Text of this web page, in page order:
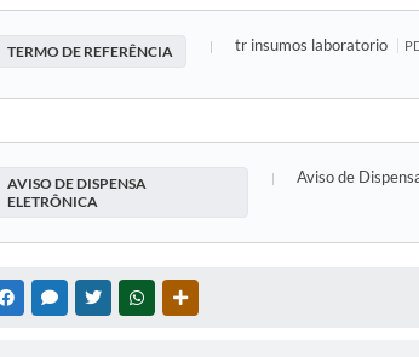
TERMO DE REFERÊNCIA tr insumos laboratorio
AVISO DE DISPENSA
ELETRÔNICA
Aviso de
FACEBOOKMESSENGER
TWITTERWHATSAPP